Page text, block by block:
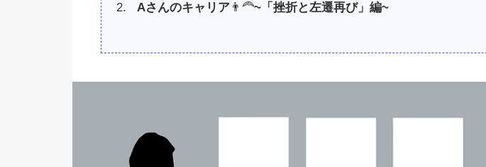
Aさんのキャリア 👨‍🦰~ 「挫折と左遷再び」編~